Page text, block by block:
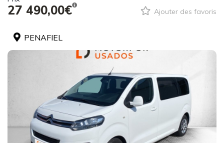
27 490,00€ Ajouter des favoris
PENAFIEL